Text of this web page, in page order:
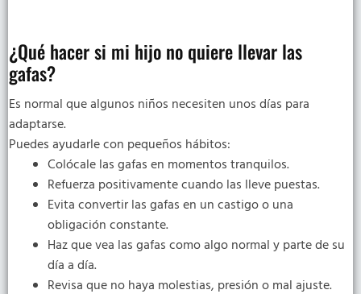
¿Qué hacer si mi hijo no quiere llevar las
gafas?
Es normal que algunos niños necesiten unos días para
adaptarse.
Puedes ayudarle con pequeños hábitos:
Colócale las gafas en momentos tranquilos.
Refuerza positivamente cuando las lleve puestas.
Evita convertir las gafas en un castigo o una
obligación constante.
Haz que vea las gafas como algo normal y parte de su
día a día.
Revisa que no haya molestias, presión o mal ajuste.